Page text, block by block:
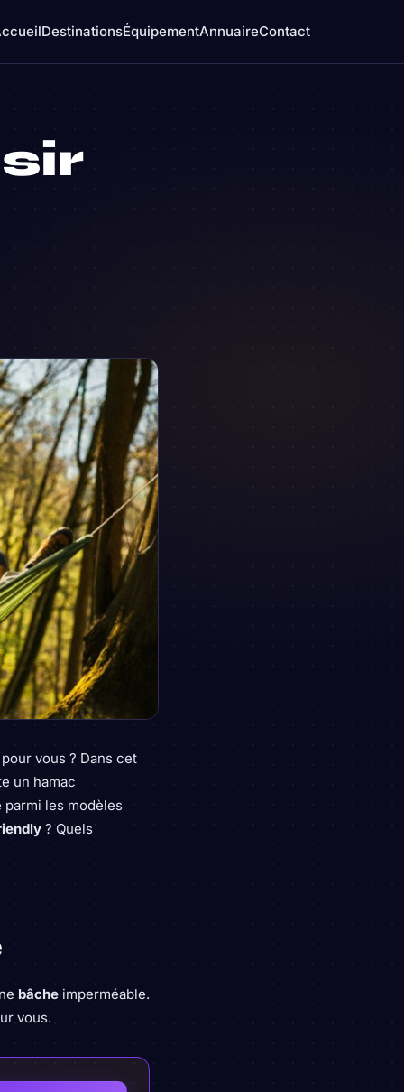
DestinationsÉquipementAnnuaireContact
vous ? Dans cet
un hamac
parmi les modèles
? Quels
bâche imperméable.
vous.